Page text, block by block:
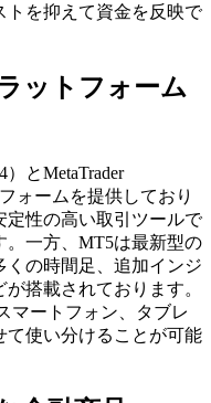
トを抑えて資金を反映で
ットフォーム
とMetaTrader
ォームを提供しており
定性の高い取引ツールで
。一方、MT5は最新型の
の時間足、追加インジ
搭載されております。
マートフォン、タブレ
て使い分けることが可能